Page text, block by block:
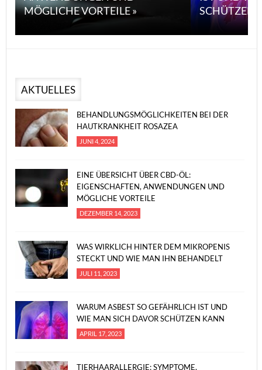
MÖGLICHE VORTEILE »
SCHÜTZEN
AKTUELLES
BEHANDLUNGSMÖGLICHKEITEN BEI DER
HAUTKRANKHEIT ROSAZEA
JUNI 4, 2024
EINE ÜBERSICHT ÜBER CBD-ÖL:
EIGENSCHAFTEN, ANWENDUNGEN UND
MÖGLICHE VORTEILE
DEZEMBER 14, 2023
WAS WIRKLICH HINTER DEM MIKROPENIS
STECKT UND WIE MAN IHN BEHANDELT
JULI 11, 2023
WARUM ASBEST SO GEFÄHRLICH IST UND
WIE MAN SICH DAVOR SCHÜTZEN KANN
APRIL 17, 2023
TIERHAARALLERGIE: SYMPTOME,